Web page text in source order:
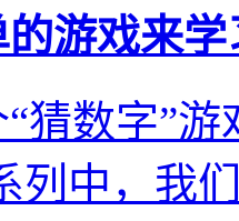
游戏来
猜数字”
列中，我